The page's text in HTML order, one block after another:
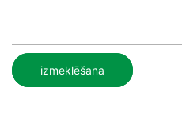
izmeklēšana